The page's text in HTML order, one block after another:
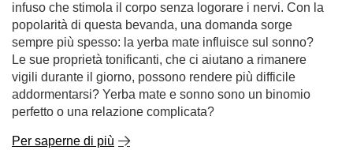
infuso che stimola il corpo senza logorare i nervi. Con la
popolarità di questa bevanda, una domanda sorge
sempre più spesso: la yerba mate influisce sul sonno?
Le sue proprietà tonificanti, che ci aiutano a rimanere
vigili durante il giorno, possono rendere più difficile
addormentarsi? Yerba mate e sonno sono un binomio
perfetto o una relazione complicata?
Per saperne di più